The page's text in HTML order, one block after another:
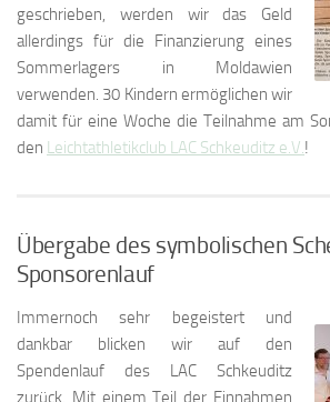
geschrieben, werden wir das Geld
allerdings für die Finanzierung eines
Sommerlagers in Moldawien
verwenden. 30 Kindern ermöglichen wir
damit für eine Woche die Teilnahme am
den Leichtathletikclub LAC Schkeuditz e.V.!
Übergabe des symbolischen
Sponsorenlauf
Immernoch sehr begeistert und
dankbar blicken wir auf den
Spendenlauf des LAC Schkeuditz
zurück. Mit einem Teil der Einnahmen